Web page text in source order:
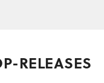
RELEASES